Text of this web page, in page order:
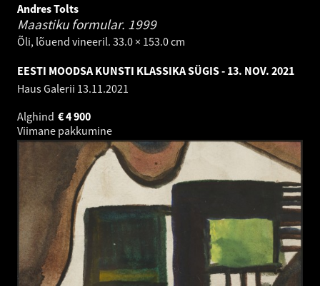
Andres Tolts
Maastiku formular. 1999
Õli, lõuend vineeril. 33.0 × 153.0 cm
EESTI MOODSA KUNSTI KLASSIKA SÜGIS - 13. NOV. 2021
Haus Galerii 13.11.2021
Alghind
4 900
€
Viimane pakkumine